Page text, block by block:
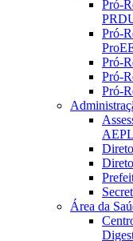
Pró-
Pró-
Pró-
Pró-
Pró-
Área da